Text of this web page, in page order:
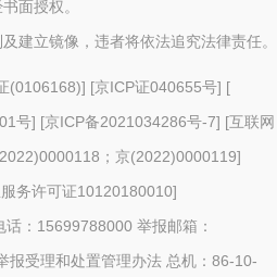
面授权。
建立镜像，违者将依法追究法律责任。
(0106168)] [京ICP证040655号] [
号] [京ICP备2021034286号-7] [互联网
；京(2022)0000119]
务许可证10120180010]
：15699788000 举报邮箱：
报受理和处置管理办法 总机：86-10-